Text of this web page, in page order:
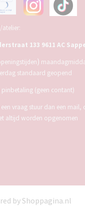
atelier:
133 9611 AC
)
standaard geopend
pinbetaling (geen contant)
een vraag stuur dan een mail,
altijd worden opgenomen
by Shoppagina.nl